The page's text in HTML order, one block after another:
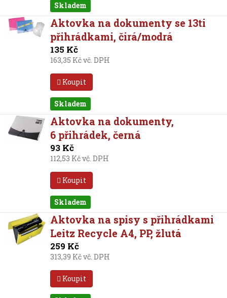
Skladem
Aktovka na dokumenty se 13ti
přihrádkami, čirá/modrá
135 Kč
163,35 Kč vč. DPH
Koupit
Skladem
Aktovka na dokumenty,
6 přihrádek, černá
93 Kč
112,53 Kč vč. DPH
Koupit
Skladem
Aktovka na spisy s přihrádkami
Leitz Recycle A4, PP, žlutá
259 Kč
313,39 Kč vč. DPH
Koupit